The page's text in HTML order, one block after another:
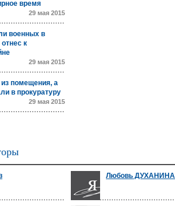
время
29 мая 2015
военных в
к
29 мая 2015
помещения, а
в прокуратуру
29 мая 2015
Любовь ДУХАНИНА